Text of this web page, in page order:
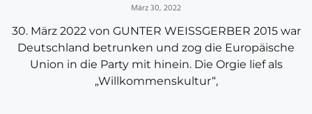
März 30, 2022
30. März 2022 von GUNTER WEISSGERBER 2015 war
Deutschland betrunken und zog die Europäische
Union in die Party mit hinein. Die Orgie lief als
„Willkommenskultur“,